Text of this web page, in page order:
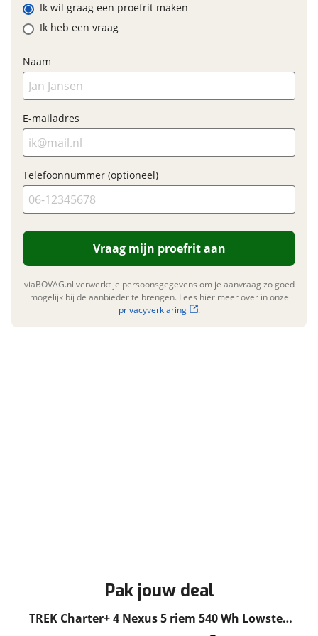
Model primair remsysteem
achter
Shimano MT200
E-bike
Elektrisch?
Ja, E-bike
Accupositie
Motormerk
Type aandrijving
Trapas
Financieel
Prijs
€ 3.899,-
Pak jouw deal
TREK Charter+ 4 Nexus 5 riem 540 Wh Lowstep
Ik wil graag een proefrit maken
Ik heb een vraag
Naam
E-mailadres
Telefoonnummer (optioneel)
Vraag mijn proefrit aan
viaBOVAG.nl verwerkt je persoonsgegevens om je aanvraag zo goed
mogelijk bij de aanbieder te brengen. Lees hier meer over in onze
privacyverklaring
.